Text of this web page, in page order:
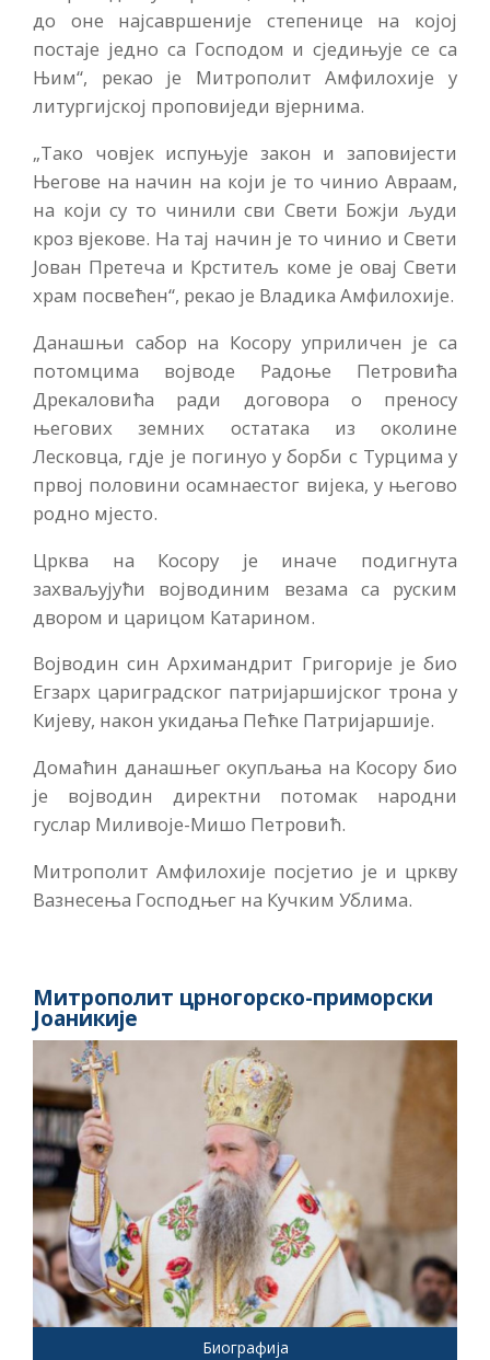
до оне најсавршеније степенице на којој
постаје једно са Господом и сједињује се са
Њим“, рекао је Митрополит Амфилохије у
литургијској проповиједи вјернима.
„Тако човјек испуњује закон и заповијести
Његове на начин на који је то чинио Авраам,
на који су то чинили сви Свети Божји људи
кроз вјекове. На тај начин је то чинио и Свети
Јован Претеча и Крститељ коме је овај Свети
храм посвећен“, рекао је Владика Амфилохије.
Данашњи сабор на Косору уприличен је са
потомцима војводе Радоње Петровића
Дрекаловића ради договора о преносу
његових земних остатака из околине
Лесковца, гдје је погинуо у борби с Турцима у
првој половини осамнаестог вијека, у његово
родно мјесто.
Црква на Косору је иначе подигнута
захваљујући војводиним везама са руским
двором и царицом Катарином.
Војводин син Архимандрит Григорије је био
Егзарх цариградског патријаршијског трона у
Кијеву, након укидања Пећке Патријаршије.
Домаћин данашњег окупљања на Косору био
је војводин директни потомак народни
гуслар Миливоје-Мишо Петровић.
Митрополит Амфилохије посјетио је и цркву
Вазнесења Господњег на Кучким Ублима.
Митрополит црногорско-приморски
Јоаникије
Биографија